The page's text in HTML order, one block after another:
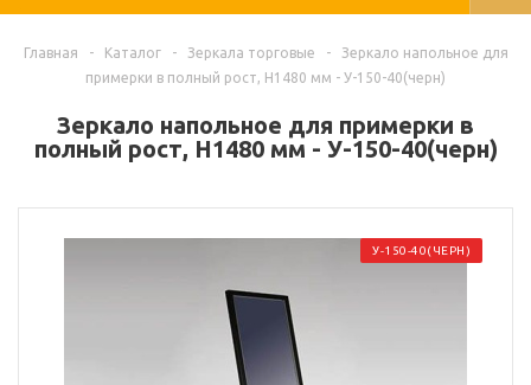
Главная - Каталог - Зеркала торговые -
Зеркало напольное для
примерки в полный рост, H1480 мм - У-150-40(черн)
Зеркало напольное для примерки в
полный рост, H1480 мм - У-150-40(черн)
У-150-40(ЧЕРН)